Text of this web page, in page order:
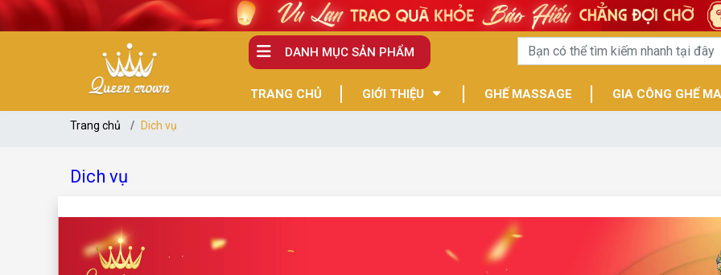
DANH MỤC SẢN PHẨM
TRANG CHỦ GIỚI THIỆU GHẾ MASSAGE GIA CÔNG GHẾ
Trang chủ Dich vụ
Dich vụ